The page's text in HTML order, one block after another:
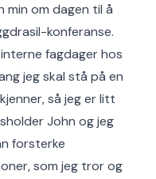
min om dagen til å
konferanse.
fagdager hos
jeg skal stå på en
så jeg er litt
John og jeg
forsterke
som jeg tror og